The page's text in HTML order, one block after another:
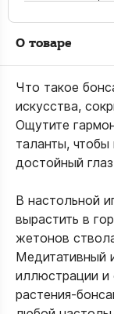
О товаре
Что такое
искусства,
Ощутите
таланты,
достойный
В настольной
вырастить в
жетонов
Медитативный
иллюстрации и
растения-